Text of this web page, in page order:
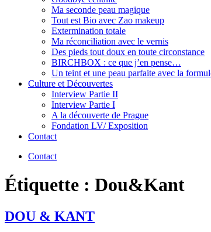
Ma seconde peau magique
Tout est Bio avec Zao makeup
Extermination totale
Ma réconciliation avec le vernis
Des pieds tout doux en toute circonstance
BIRCHBOX : ce que j’en pense…
Un teint et une peau parfaite avec la
Culture et Découvertes
Interview Partie II
Interview Partie I
A la découverte de Prague
Fondation LV/ Exposition
Contact
Contact
Étiquette : Dou&Kant
DOU & KANT